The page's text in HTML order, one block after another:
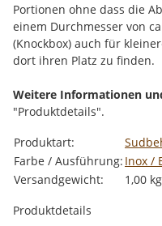
Portionen ohne dass die
einem Durchmesser von
(Knockbox) auch für
dort ihren Platz zu finden.
Weitere Informationen
"Produktdetails".
Produkteigenschaft
Wert
Produktart:
Farbe / Ausführung: Inox /
Versandgewicht:
1,00 kg
Produktdetails